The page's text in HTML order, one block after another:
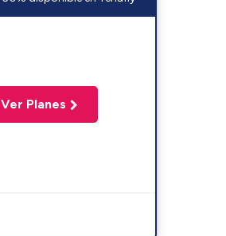
Ver Planes